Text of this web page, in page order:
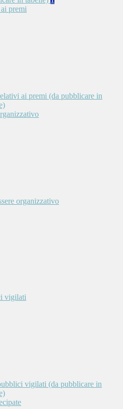
premi
ai premi (da pubblicare in
organizzativo
vigilati
vigilati (da pubblicare in